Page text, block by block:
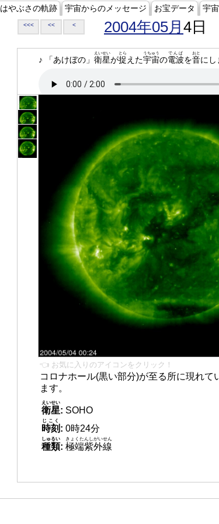
はやぶさの軌跡 宇宙からのメッセージ お宝データ 宇
<<< << < 2004年05月 4日
♪ 「あけぼの」 衛星
えいせい
が捉
とら
えた宇宙
うちゅう
の電波
でんぱ
を音
おと
にし
👈 お気に入りのアイコンをクリック！
コロナホール(黒い部分)が至る所に現れて
ます。
衛星
えいせい
: SOHO
時刻
じこく
: 0時24分
種類
しゅるい
: 極端紫外線
きょくたんしがいせん